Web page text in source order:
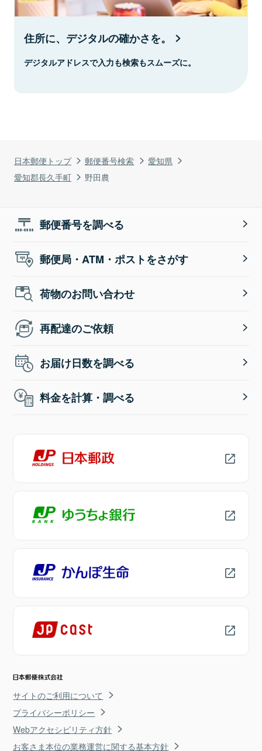
日本郵便トップ 郵便番号検索
愛知県
愛知郡長久手町
野田農
住所に、デジタルの確かさを。
デジタルアドレスで入力も検索もスムーズに。
郵便番号を調べる
郵便局・ATM・ポストをさがす
荷物のお問い合わせ
再配達のご依頼
お届け日数を調べる
料金を計算・調べる
サイトのご利用について
プライバシーポリシー
Webアクセシビリティ方針
お客さま本位の業務運営に関する基本方針